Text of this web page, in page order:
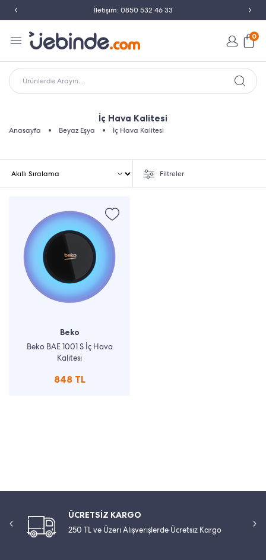
İletişim: 0850 532 46 33
0
Ürünlerde Arayın...
İç Hava Kalitesi
Anasayfa Beyaz Eşya İç Hava Kalitesi
Filtreler
Beko
Beko BAE 1001 S İç Hava
Kalitesi
848 TL
ÜCRETSİZ KARGO
250 TL ve Üzeri Alışverişlerde Ücretsiz Kargo